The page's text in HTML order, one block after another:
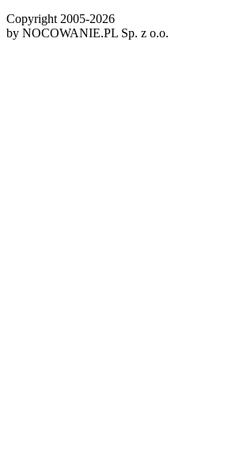
Copyright 2005-2026
by NOCOWANIE.PL Sp. z o.o.